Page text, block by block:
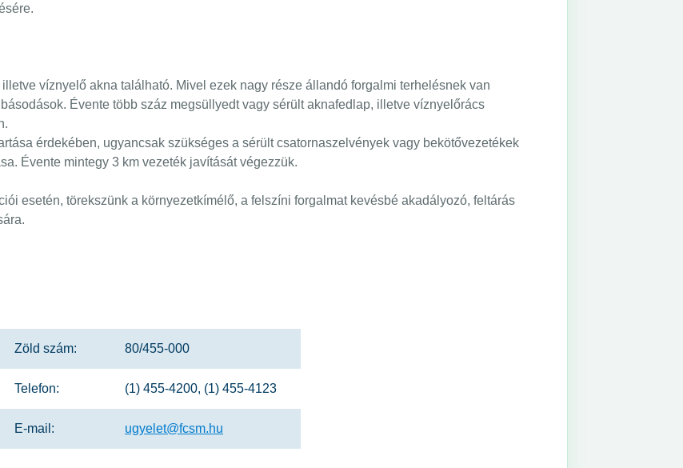
víznyelő akna található. Mivel ezek nagy része állandó forgalmi terhelésnek van
Évente több száz megsüllyedt vagy sérült aknafedlap, illetve víznyelőrács
érdekében, ugyancsak szükséges a sérült csatornaszelvények vagy bekötővezetékek
Évente mintegy 3 km vezeték javítását végezzük.
esetén, törekszünk a környezetkímélő, a felszíni forgalmat kevésbé akadályozó, feltárás
Zöld szám: 80/455-000
Telefon: (1) 455-4200, (1) 455-4123
E-mail: ugyelet@fcsm.hu